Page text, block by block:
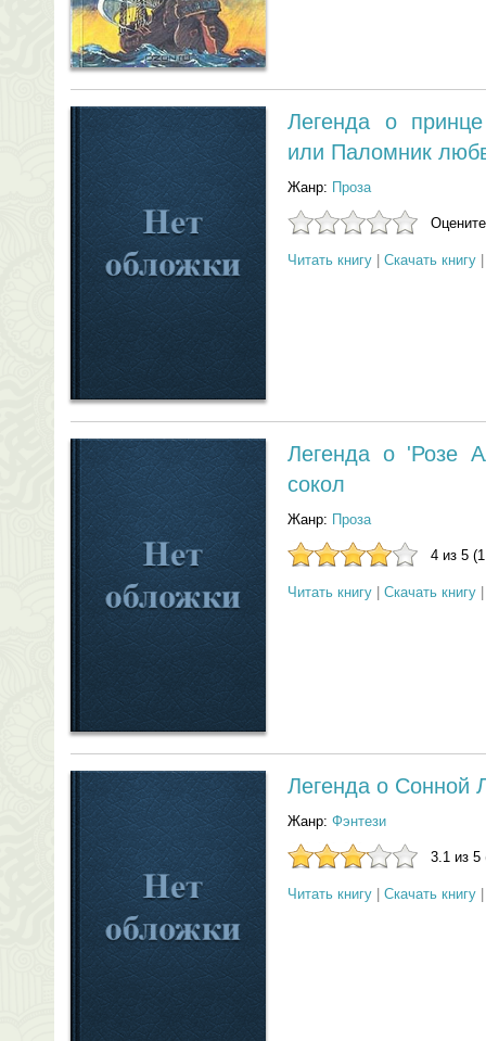
Легенда о
или Паломник
Жанр: Проза
Читать книгу Скачать книгу
Легенда о 'Розе
сокол
Жанр: Проза
4 из 5
Читать книгу Скачать книгу
Легенда о Сонной
Жанр: Фэнтези
3.1 из 5
Читать книгу Скачать книгу